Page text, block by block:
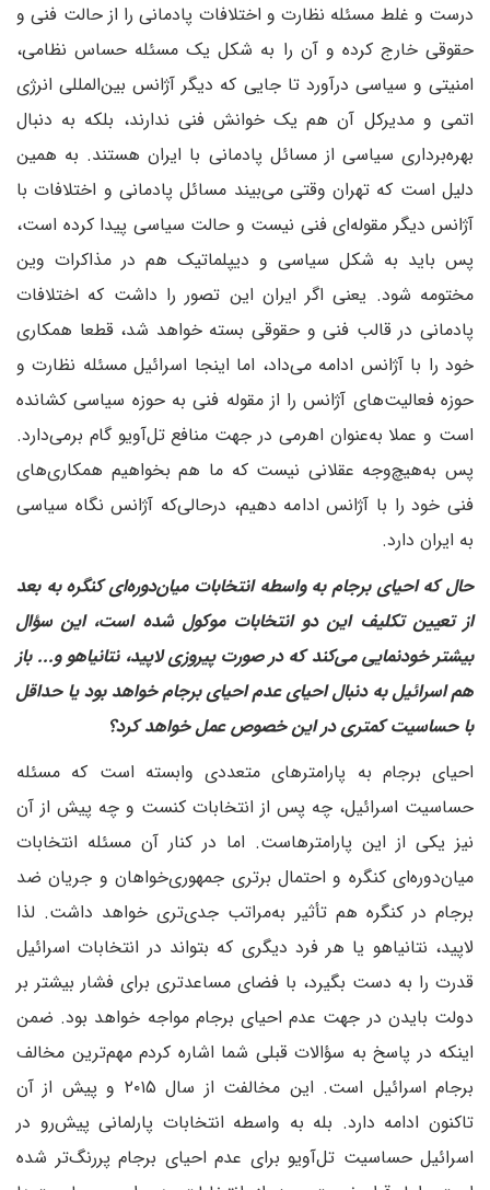
درست و غلط مسئله نظارت و اختلافات پادمانی را از حالت فنی و
حقوقی خارج کرده و آن را به شکل یک مسئله حساس نظامی،
امنیتی و سیاسی درآورد تا جایی که دیگر آژانس بین‌المللی انرژی
اتمی و مدیر‌کل آن هم یک خوانش فنی ندارند، بلکه به دنبال
بهره‌برداری سیاسی از مسائل پادمانی با ایران هستند. به همین
دلیل است که تهران وقتی می‌بیند مسائل پادمانی و اختلافات با
آژانس دیگر مقوله‌ای فنی نیست و حالت سیاسی پیدا کرده است،
پس باید به شکل سیاسی و دیپلماتیک هم در مذاکرات وین
مختومه شود. یعنی اگر ایران این تصور را داشت که اختلافات
پادمانی در قالب فنی و حقوقی بسته خواهد شد، قطعا همکاری
خود را با آژانس ادامه می‌داد، اما اینجا اسرائیل مسئله نظارت و
حوزه فعالیت‌های آژانس را از مقوله فنی به حوزه سیاسی کشانده
است و عملا به‌عنوان اهرمی در جهت منافع تل‌آویو گام برمی‌دارد.
پس به‌هیچ‌وجه عقلانی نیست که ما هم بخواهیم همکاری‌های
فنی خود را با آژانس ادامه دهیم، در‌حالی‌که آژانس نگاه سیاسی
به ایران دارد.
حال که احیای برجام به واسطه انتخابات میان‌دوره‌ای کنگره به بعد
از تعیین تکلیف این دو انتخابات موکول شده است، این سؤال
بیشتر خودنمایی می‌کند که در صورت پیروزی لاپید، نتانیاهو و‌... باز
هم اسرائیل به دنبال احیای عدم احیای برجام خواهد بود یا حداقل
با حساسیت کمتری در این خصوص عمل خواهد کرد؟
احیای برجام به پارامترهای متعددی وابسته است که مسئله
حساسیت اسرائیل، چه پس از انتخابات کنست و چه پیش از آن
نیز یکی از این پارامترهاست. اما در کنار آن مسئله انتخابات
میان‌دوره‌ای کنگره و احتمال برتری جمهوری‌خواهان و جریان ضد
برجام در کنگره هم تأثیر به‌مراتب جدی‌تری خواهد داشت. لذا
لاپید، نتانیاهو یا هر فرد دیگری که بتواند در انتخابات اسرائیل
قدرت را به دست بگیرد، با فضای مساعدتری برای فشار بیشتر بر
دولت بایدن در جهت عدم احیای برجام مواجه خواهد بود. ضمن
اینکه در پاسخ به سؤالات قبلی شما اشاره کردم مهم‌ترین مخالف
برجام اسرائیل است. این مخالفت از سال ۲۰۱۵ و پیش از آن
تا‌کنون ادامه دارد. بله به واسطه انتخابات پارلمانی پیش‌رو در
اسرائیل حساسیت تل‌آویو برای عدم احیای برجام پررنگ‌تر شده